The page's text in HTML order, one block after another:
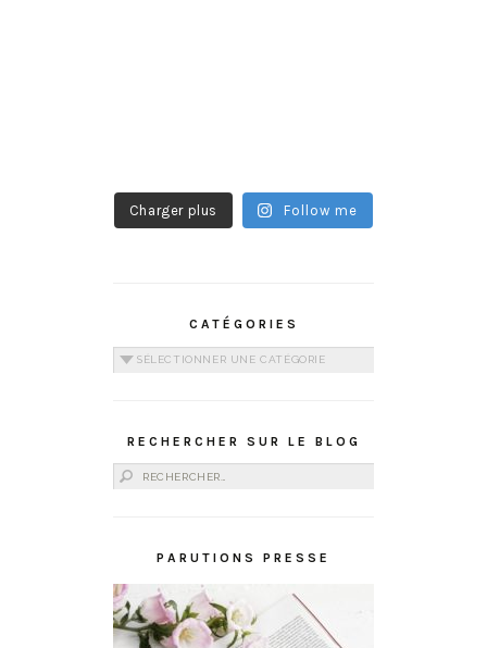
Charger plus Follow me
CATÉGORIES
Catégories
RECHERCHER SUR LE BLOG
Rechercher :
PARUTIONS PRESSE